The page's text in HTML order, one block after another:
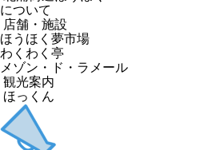
について
店舗・施設
ほうほく夢市場
わくわく亭
メゾン・ド・ラメール
観光案内
ほっくん